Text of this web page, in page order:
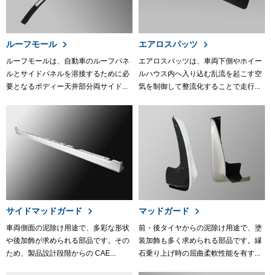
ルーフモール
ルーフモールは、自動車のルーフパネ
ルとサイドパネルを溶接するために必
要となるボディー天井部分両サイド...
エアロスパッツ
エアロスパッツは、車両下側やホイー
ルハウス内へ入り込む乱流を起こす空
気を制御して整流化することで走行...
サイドマッドガード
車両側面の泥除け用途で、多彩な形状
や後加飾が求められる部品です。その
ため、製品設計段階からの CAE...
マッドガード
前・後タイヤからの泥除け用途で、塗
装加飾も多く求められる部品です。縁
石乗り上げ時の屈曲柔軟性能を有す...